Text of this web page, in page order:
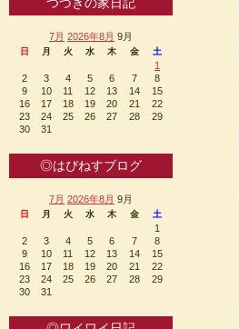
7月 2026年8月 9月
日 月 火 水 木 金 土
1
2
3 4 5 6 7
8
9
10 11 12 13 14
15
16
17 18 19 20 21
22
23
24 25 26 27 28
29
30
31
◎はぴねすブログ
7月 2026年8月 9月
日 月 火 水 木 金 土
1
2
3 4 5 6 7
8
9
10 11 12 13 14
15
16
17 18 19 20 21
22
23
24 25 26 27 28
29
30
31